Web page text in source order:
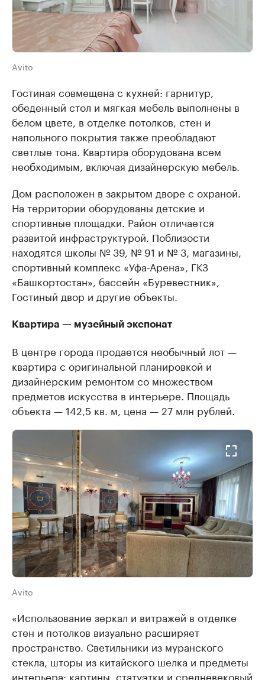
Avito
Гостиная совмещена с кухней: гарнитур,
обеденный стол и мягкая мебель выполнены в
белом цвете, в отделке потолков, стен и
напольного покрытия также преобладают
светлые тона. Квартира оборудована всем
необходимым, включая дизайнерскую мебель.
Дом расположен в закрытом дворе с охраной.
На территории оборудованы детские и
спортивные площадки. Район отличается
развитой инфраструктурой. Поблизости
находятся школы № 39, № 91 и № 3, магазины,
спортивный комплекс «Уфа-Арена», ГКЗ
«Башкортостан», бассейн «Буревестник»,
Гостиный двор и другие объекты.
Квартира — музейный экспонат
В центре города продается необычный лот —
квартира с оригинальной планировкой и
дизайнерским ремонтом со множеством
предметов искусства в интерьере. Площадь
объекта — 142,5 кв. м, цена — 27 млн рублей.
Avito
«Использование зеркал и витражей в отделке
стен и потолков визуально расширяет
пространство. Светильники из муранского
стекла, шторы из китайского шелка и предметы
интерьера: картины, статуэтки и средневековый